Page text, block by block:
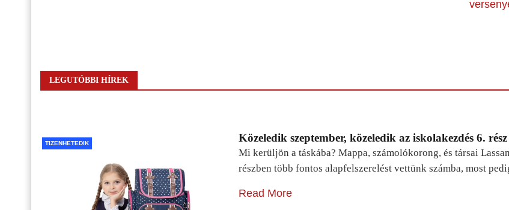
LEGUTÓBBI HÍREK
TIZENHETEDIK Közeledik szeptember, közeledik az iskolakezdés 6. rész
Mi kerüljön a táskába? Mappa, számolókorong, és társai
részben több fontos alapfelszerelést vettünk számba, most
Read More